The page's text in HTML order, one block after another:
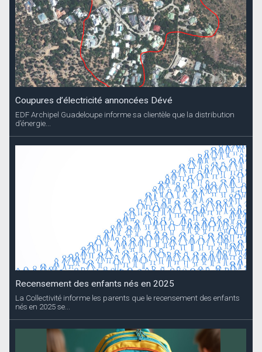
Coupures d’électricité annoncées Dévé
EDF Archipel Guadeloupe informe sa clientèle que la distribution
d’énergie...
Recensement des enfants nés en 2025
La Collectivité informe les parents que le recensement des enfants
nés en 2025 se...